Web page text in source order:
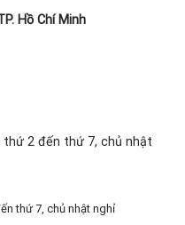
Hồ Chí Minh
2 đến thứ 7, chủ nhật
thứ 7, chủ nhật nghỉ